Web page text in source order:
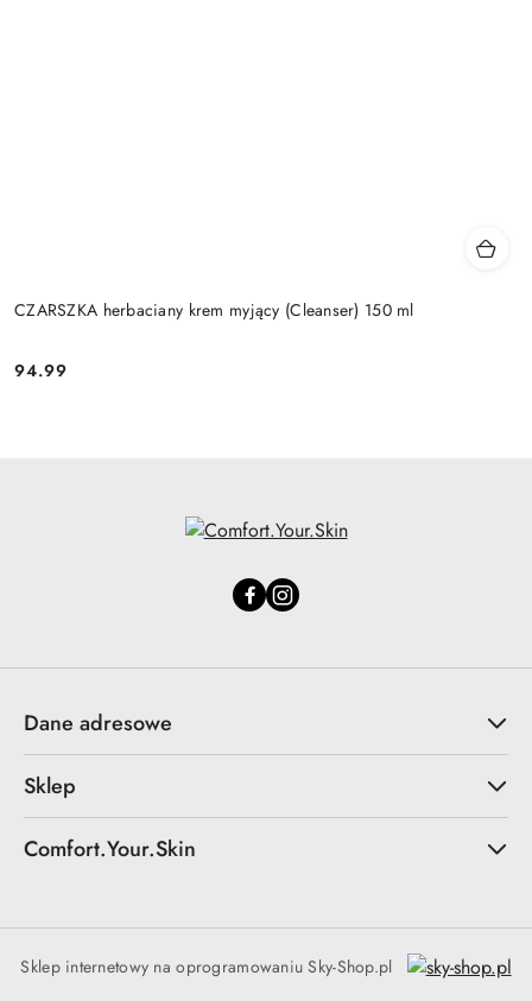
CZARSZKA herbaciany krem myjący (Cleanser) 150 ml
Cena:
94.99
Dane adresowe
Sklep
Comfort.Your.Skin
Sklep internetowy na oprogramowaniu Sky-Shop.pl